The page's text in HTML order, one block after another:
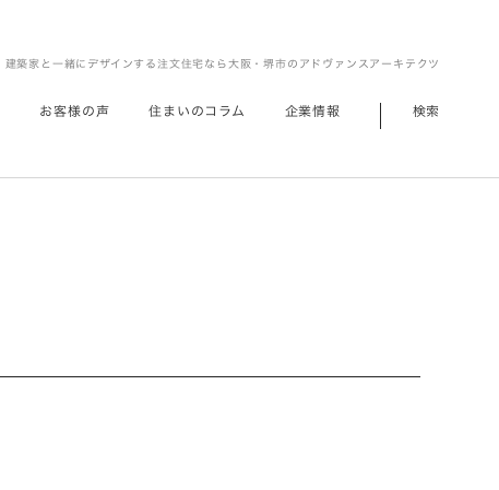
建築家と一緒にデザインする注文住宅なら大阪・堺市のアドヴァンスアーキテクツ
お客様の声 住まいのコラム 企業情報 検索